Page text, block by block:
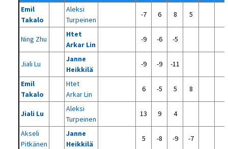
Emil
Takalo
Aleksi
Turpeinen
-7 6 8 5
Ning Zhu
Htet
Arkar Lin
-9 -6 -5
Jiali Lu
Janne
Heikkilä
-9 -9 -11
Emil
Takalo
Htet
Arkar Lin
6 -5 5 8
Jiali Lu
Aleksi
Turpeinen
13 9 4
Akseli
Pitkänen
Janne
Heikkilä
5 -8 -9 -7